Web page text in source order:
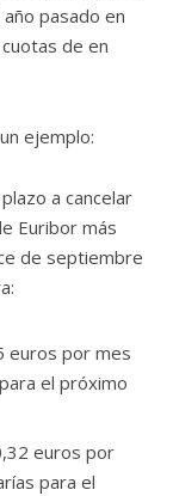
pasado en
de en
ejemplo:
a cancelar
Euribor más
de septiembre
euros por mes
el próximo
euros por
para el